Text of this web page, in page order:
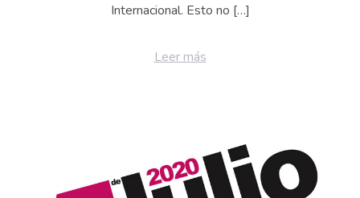
Internacional. Esto no […]
Leer más